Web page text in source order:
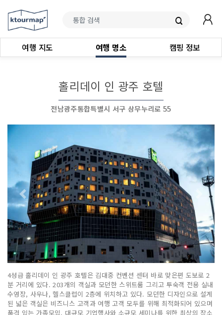
여행 지도 여행 명소 캠핑 정보
홀리데이 인 광주 호텔
전남광주통합특별시 서구 상무누리로 55
4성급 홀리데이 인 광주 호텔은 김대중 컨벤션 센터 바로 맞은편 도보로 2
분 거리에 있다. 203개의 객실과 모던한 스위트룸 그리고 투숙객 전용 실내
수영장, 사우나, 헬스클럽이 2층에 위치하고 있다. 모던한 디자인으로 설계
된 넓은 객실은 비즈니스 고객과 여행 고객 모두를 위해 최적화되어 있으며
품격 있는 가족모임, 대규모 기업행사와 소규모 세미나를 위한 최상의 장소